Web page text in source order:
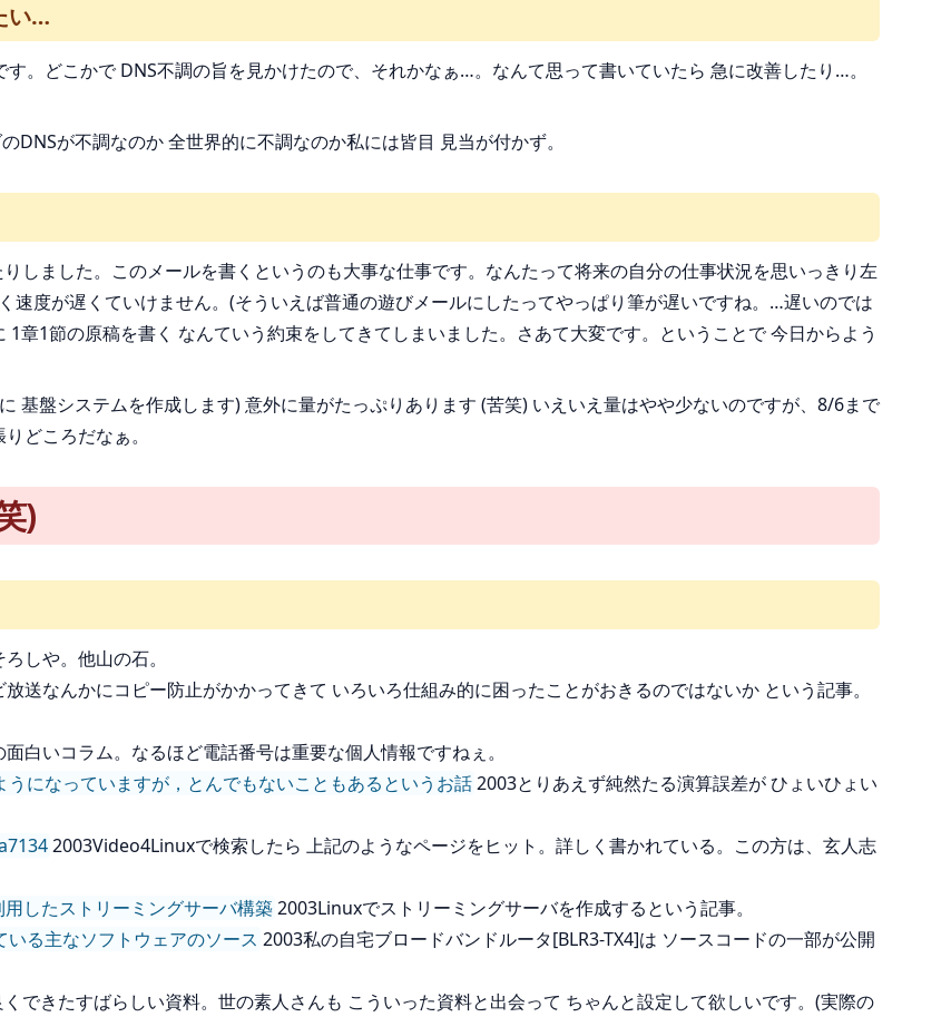
い…
。どこかで DNS不調の旨を見かけたので、それかなぁ…。なんて思って書いていたら 急に改善したり…。
が不調なのか 全世界的に不調なのか私には皆目 見当が付かず。
しました。このメールを書くというのも大事な仕事です。なんたって将来の自分の仕事状況を思いっきり左
速度が遅くていけません。(そういえば普通の遊びメールにしたってやっぱり筆が遅いですね。…遅いのでは
章1節の原稿を書く なんていう約束をしてきてしまいました。さあて大変です。ということで 今日からよう
基盤システムを作成します) 意外に量がたっぷりあります (苦笑) いえいえ量はやや少ないのですが、8/6まで
どころだなぁ。
)
しや。他山の石。
送なんかにコピー防止がかかってきて いろいろ仕組み的に困ったことがおきるのではないか という記事。
白いコラム。なるほど電話番号は重要な個人情報ですねぇ。
になっていますが，とんでもないこともあるというお話2003とりあえず純然たる演算誤差が ひょいひょい
2003Video4Linuxで検索したら 上記のようなページをヒット。詳しく書かれている。この方は、玄人志
したストリーミングサーバ構築2003Linuxでストリーミングサーバを作成するという記事。
いる主なソフトウェアのソース 2003私の自宅ブロードバンドルータ[BLR3-TX4]は ソースコードの一部が公開
できたすばらしい資料。世の素人さんも こういった資料と出会って ちゃんと設定して欲しいです。(実際の